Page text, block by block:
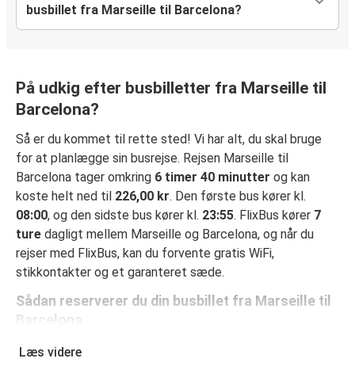
busbillet fra Marseille til Barcelona?
På udkig efter busbilletter fra Marseille til
Barcelona?
Så er du kommet til rette sted! Vi har alt, du skal bruge
for at planlægge sin busrejse. Rejsen Marseille til
Barcelona tager omkring 6 timer 40 minutter og kan
koste helt ned til 226,00 kr. Den første bus kører kl.
08:00, og den sidste bus kører kl. 23:55. FlixBus kører 7
ture dagligt mellem Marseille og Barcelona, og når du
rejser med FlixBus, kan du forvente gratis WiFi,
stikkontakter og et garanteret sæde.
Sådan reserverer du din busbillet fra Marseille til
Barcelona
Det er virkelig nemt at reserverer en billet hos FlixBus: på
Læs videre